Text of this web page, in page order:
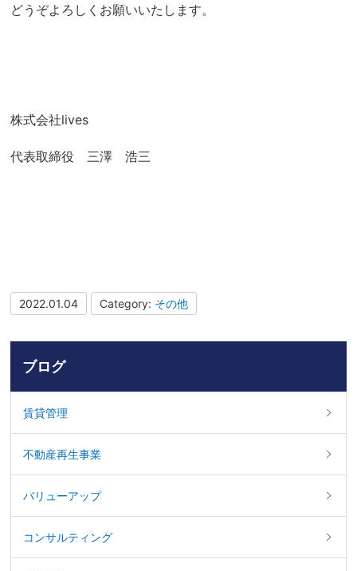
どうぞよろしくお願いいたします。
株式会社lives
代表取締役 三澤 浩三
2022.01.04 Category: その他
ブログ
賃貸管理
不動産再生事業
バリューアップ
コンサルティング